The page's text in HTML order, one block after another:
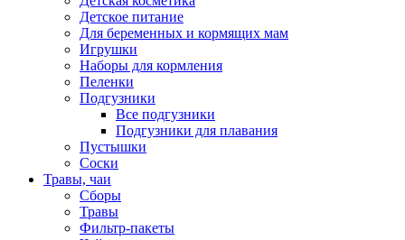
Детское питание
Для беременных и кормящих мам
Игрушки
Наборы для кормления
Пеленки
Подгузники
Все подгузники
Подгузники для плавания
Пустышки
Соски
Травы, чаи
Сборы
Травы
Фильтр-пакеты